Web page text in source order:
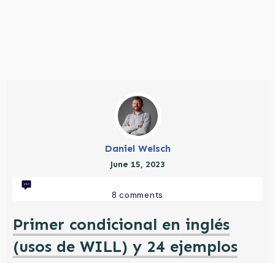
Daniel Welsch
June 15, 2023
8 comments
Primer condicional en inglés
(usos de WILL) y 24 ejemplos